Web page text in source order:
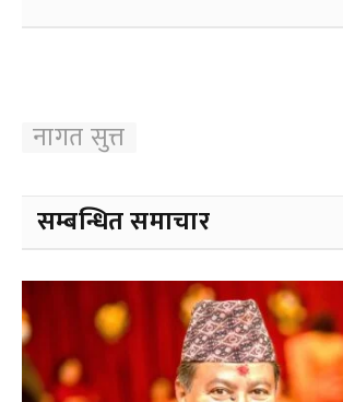
नागत सुत्त
सम्बन्धित समाचार